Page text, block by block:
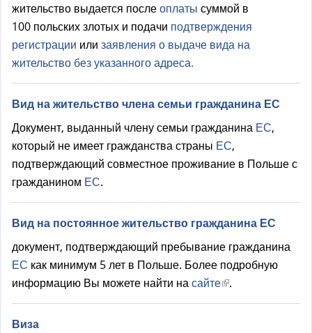
жительство выдается послеоплаты суммой в
100 польских злотых и подачи подтверждения
регистрации или заявления о выдаче вида на
жительство без указанного адреса.
Вид на жительство члена семьи гражданина ЕС
Документ, выданный члену семьи гражданина ЕС,
который не имеет гражданства страны ЕС,
подтверждающий совместное проживание в Польше с
гражданином ЕС.
Вид на постоянное жительство гражданина ЕС
документ, подтверждающий пребывание гражданина
ЕС как минимум 5 лет в Польше. Более подробную
информацию Вы можете найти насайте(
в
.
Виза